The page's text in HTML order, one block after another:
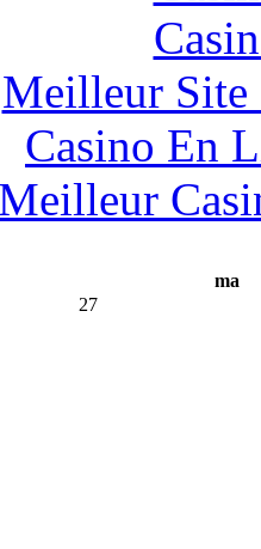
Meilleur Site
Casino En
Meilleur
ma
27